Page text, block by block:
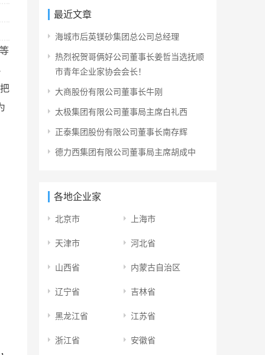
最近文章
海城市后英镁砂集团总公司总经理
热烈祝贺哥俩好公司董事长姜哲当选抚顺
市青年企业家协会会长！
大商股份有限公司董事长牛刚
太极集团有限公司董事局主席白礼西
正泰集团股份有限公司董事长南存辉
德力西集团有限公司董事局主席胡成中
各地企业家
北京市 上海市
天津市 河北省
山西省 内蒙古自治区
辽宁省 吉林省
黑龙江省 江苏省
浙江省 安徽省